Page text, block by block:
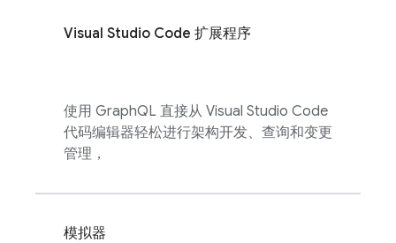
Visual Studio Code 扩展程序
使用 GraphQL 直接从 Visual Studio Code
代码编辑器轻松进行架构开发、查询和变更
管理，
模拟器